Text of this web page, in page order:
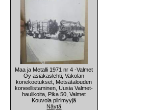
Maa ja Metalli 1971 nr 4 -Valmet
Oy asiakaslehti, Vakolan
konekoetukset, Metsätalouden
koneellistaminen, Uusia Valmet-
haulikoita, Pika 50, Valmet
Kouvola piirimyyjä
Näytä